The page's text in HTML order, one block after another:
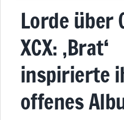
Lorde über
XCX: ‚Brat‘
inspirierte
offenes